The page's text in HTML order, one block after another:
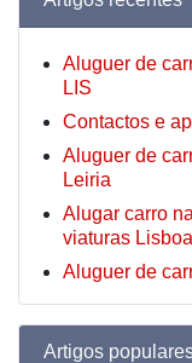
Aluguer de
LIS
Contactos e
Aluguer de
Leiria
Alugar carro
viaturas Lisboa
Aluguer de
Artigos